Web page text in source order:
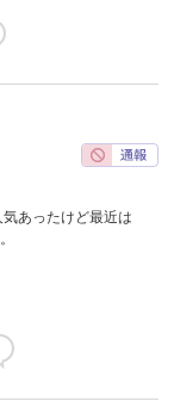
あったけど最近は